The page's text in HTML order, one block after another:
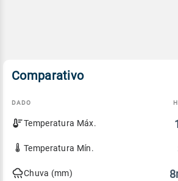
Comparativo
Comparativo
entre
previsão
hoje
DADO
Temperatura Máx.
Temperatura Mín.
Chuva (mm)